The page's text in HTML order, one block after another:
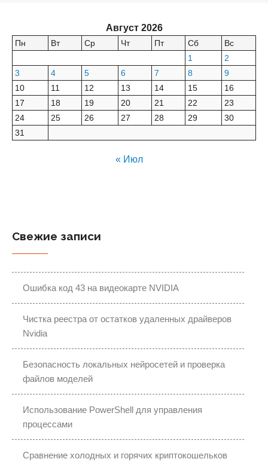
Август 2026
Пн Вт Ср Чт Пт Сб
Вс
1
2
3
4 5 6 7 8
9
10
11 12 13 14 15
16
17
18 19 20 21 22
23
24
25 26 27 28 29
30
31
« Июл
Свежие записи
Ошибка код 43 на видеокарте NVIDIA
Чистка реестра от остатков удаленных драйверов
Nvidia
Безопасность локальных нейросетей и проверка
файлов моделей
Использование PowerShell для управления
процессами
Сравнение холодных и горячих криптокошельков